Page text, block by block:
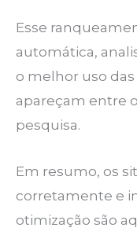
Esse
automática,
o melhor uso
apareçam entre
pesquisa.
Em resumo, os
corretamente e
otimização são